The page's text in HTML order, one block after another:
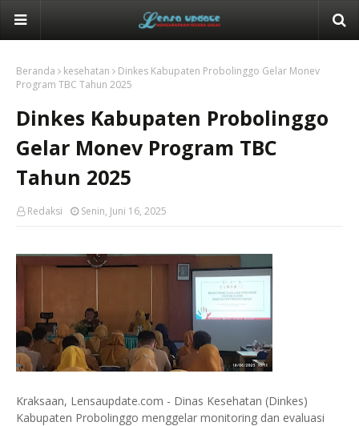
Beranda kesehatan
Dinkes Kabupaten Probolinggo Gelar Monev
Program TBC Tahun 2025
Dinkes Kabupaten Probolinggo
Gelar Monev Program TBC
Tahun 2025
Redaksi Senin, Juni 16, 2025
Kraksaan, Lensaupdate.com - Dinas Kesehatan (Dinkes)
Kabupaten Probolinggo menggelar monitoring dan evaluasi